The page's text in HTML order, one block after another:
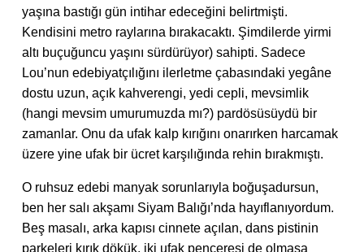
yaşına bastığı gün intihar edeceğini belirtmişti.
Kendisini metro raylarına bırakacaktı. Şimdilerde yirmi
altı buçuğuncu yaşını sürdürüyor) sahipti. Sadece
Lou’nun edebiyatçılığını ilerletme çabasındaki yegâne
dostu uzun, açık kahverengi, yedi cepli, mevsimlik
(hangi mevsim umurumuzda mı?) pardösüsüydü bir
zamanlar. Onu da ufak kalp kırığını onarırken harcamak
üzere yine ufak bir ücret karşılığında rehin bırakmıştı.
O ruhsuz edebi manyak sorunlarıyla boğuşadursun,
ben her salı akşamı Siyam Balığı’nda hayıflanıyordum.
Beş masalı, arka kapısı cinnete açılan, dans pistinin
parkeleri kırık dökük, iki ufak penceresi de olmasa